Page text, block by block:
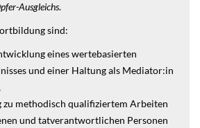
Ausgleichs.
sind:
eines wertebasierten
und einer Haltung als Mediator:in
zu methodisch qualifiziertem Arbeiten
und tatverantwortlichen Personen